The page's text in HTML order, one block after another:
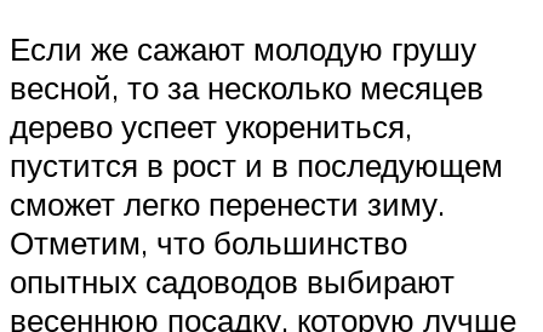
Если же сажают молодую грушу
весной, то за несколько месяцев
дерево успеет укорениться,
пустится в рост и в последующем
сможет легко перенести зиму.
Отметим, что большинство
опытных садоводов выбирают
весеннюю посадку, которую лучше